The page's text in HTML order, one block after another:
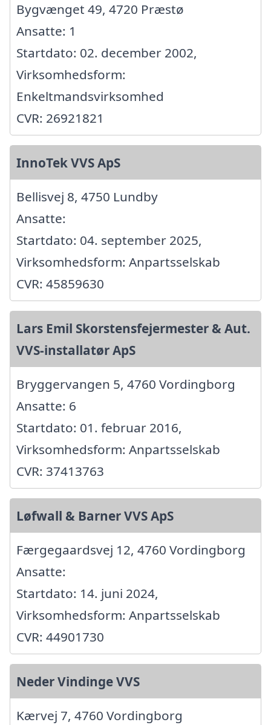
Bygvænget 49, 4720 Præstø
Ansatte: 1
Startdato: 02. december 2002,
Virksomhedsform:
Enkeltmandsvirksomhed
CVR: 26921821
InnoTek VVS ApS
Bellisvej 8, 4750 Lundby
Ansatte:
Startdato: 04. september 2025,
Virksomhedsform: Anpartsselskab
CVR: 45859630
Lars Emil Skorstensfejermester & Aut.
VVS-installatør ApS
Bryggervangen 5, 4760 Vordingborg
Ansatte: 6
Startdato: 01. februar 2016,
Virksomhedsform: Anpartsselskab
CVR: 37413763
Løfwall & Barner VVS ApS
Færgegaardsvej 12, 4760 Vordingborg
Ansatte:
Startdato: 14. juni 2024,
Virksomhedsform: Anpartsselskab
CVR: 44901730
Neder Vindinge VVS
Kærvej 7, 4760 Vordingborg